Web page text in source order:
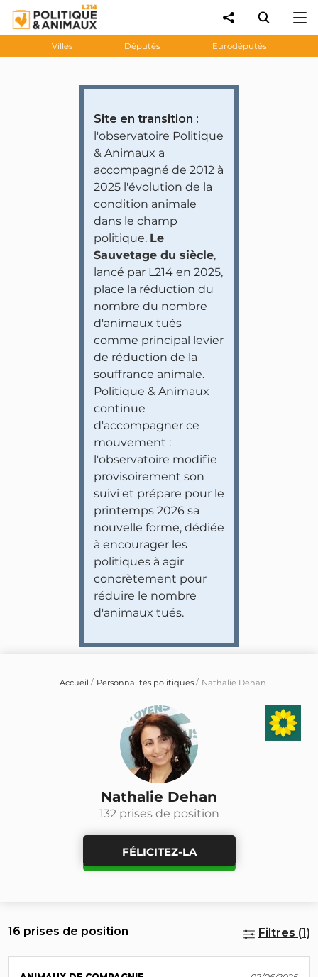
Villes Députés Eurodéputés
Site en transition :
l'observatoire Politique
& Animaux a
accompagné de 2012 à
2025 l'évolution de la
condition animale
dans le champ
politique. Le
Sauvetage du siècle,
lancé par L214 en 2025,
place la réduction du
nombre du nombre
d'animaux tués
comme principal levier
de réduction de la
souffrance animale.
Politique & Animaux
continue
d'accompagner ce
mouvement :
l'observatoire modifie
provisoirement son
suivi et prépare pour le
printemps 2026 sa
nouvelle forme, dédiée
à encourager les
politiques à agir
concrètement pour
réduire le nombre
d'animaux tués.
Accueil Personnalités politiques Nathalie Dehan
Nathalie Dehan
132 prises de position
FÉLICITEZ-LA
16 prises de position Filtres (1)